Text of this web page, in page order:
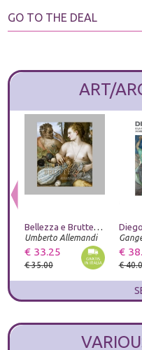
GO TO THE DEAL
ART/
Bellezza e Bruttezza. Ideale reale caricaturale nel rinascimento
Umberto Allemandi
€ 33.25
€ 35.00
€
€